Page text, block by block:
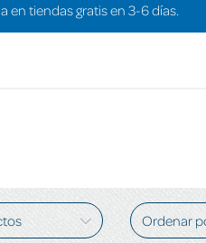
en tiendas gratis en 3-6 días.